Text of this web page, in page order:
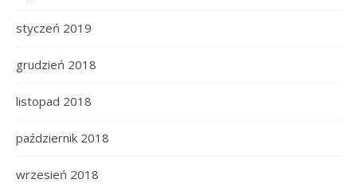
styczeń 2019
grudzień 2018
listopad 2018
październik 2018
wrzesień 2018